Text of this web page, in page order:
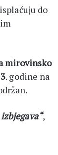
do
mirovinsko
. godine na
,